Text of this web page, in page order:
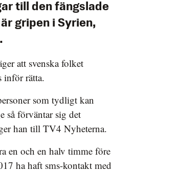
till den fängslade
gripen i Syrien,
.
att svenska folket
inför rätta.
som tydligt kan
så förväntar sig det
han till TV4 Nyheterna.
en och en halv timme före
ha haft sms-kontakt med